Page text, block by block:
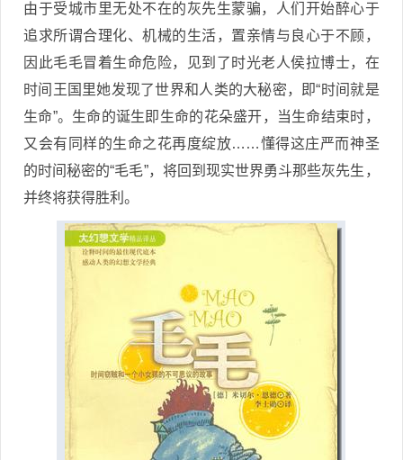
由于受城市里无处不在的灰先生蒙骗，人们开始醉心于
追求所谓合理化、机械的生活，置亲情与良心于不顾，
因此毛毛冒着生命危险，见到了时光老人侯拉博士，在
时间王国里她发现了世界和人类的大秘密，即“时间就是
生命”。生命的诞生即生命的花朵盛开，当生命结束时，
又会有同样的生命之花再度绽放……懂得这庄严而神圣
的时间秘密的“毛毛”，将回到现实世界勇斗那些灰先生，
并终将获得胜利。